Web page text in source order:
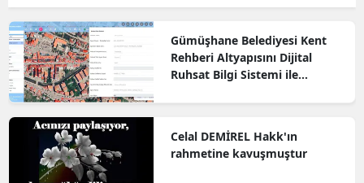
Gümüşhane Belediyesi Kent
Rehberi Altyapısını Dijital
Ruhsat Bilgi Sistemi ile
Celal DEMİREL Hakk'ın
rahmetine kavuşmuştur